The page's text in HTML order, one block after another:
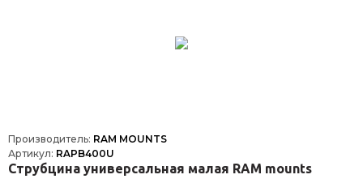
Производитель: RAM MOUNTS
Артикул: RAPB400U
Струбцина универсальная малая RAM mounts